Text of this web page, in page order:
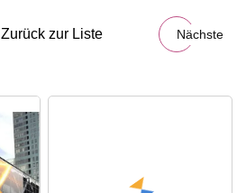
Zurück zur Liste Nächste